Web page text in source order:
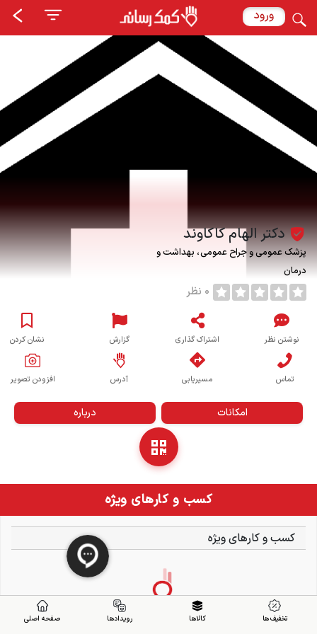
ورود
دکتر الهام کاکاوند
پزشک عمومی و جراح عمومی بهداشت و
درمان
0 نظر
نوشتن نظر اشتراک گذاری گزارش نشان کردن
تماس مسیریابی آدرس افزودن تصویر
امکانات درباره
کسب و کارهای ویژه
کسب و کارهای ویژه
تخفیف ها کالاها رویدادها صفحه اصلی